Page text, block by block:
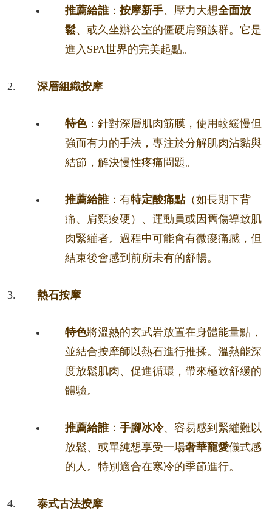
推薦給誰： 按摩新手、壓力大想全面放
鬆、或久坐辦公室的僵硬肩頸族群。它是
進入SPA世界的完美起點。
深層組織按摩
特色：針對深層肌肉筋膜，使用較緩慢但
強而有力的手法，專注於分解肌肉沾黏與
結節，解決慢性疼痛問題。
推薦給誰：有特定酸痛點（如長期下背
痛、肩頸痠硬）、運動員或因舊傷導致肌
肉緊繃者。過程中可能會有微痠痛感，但
結束後會感到前所未有的舒暢。
熱石按摩
特色將溫熱的玄武岩放置在身體能量點，
並結合按摩師以熱石進行推揉。溫熱能深
度放鬆肌肉、促進循環，帶來極致舒緩的
體驗。
推薦給誰： 手腳冰冷、容易感到緊繃難以
放鬆、或單純想享受一場奢華寵愛儀式感
的人。特別適合在寒冷的季節進行。
泰式古法按摩